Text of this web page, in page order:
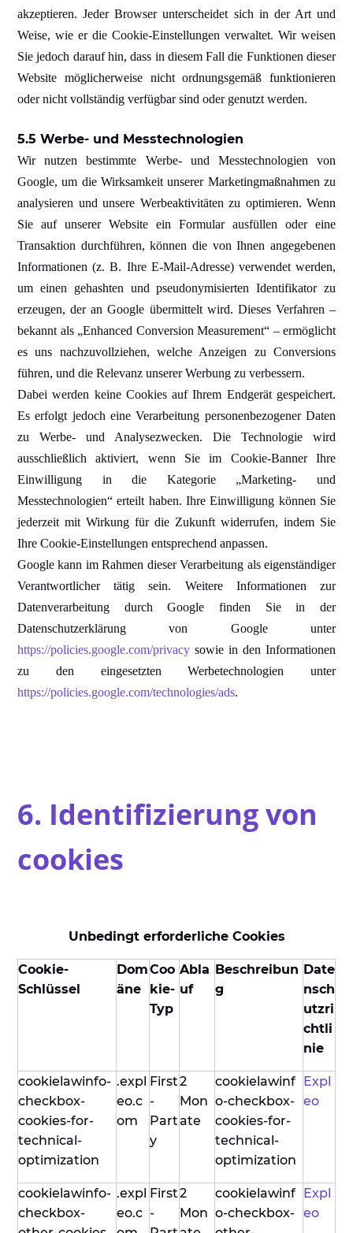
akzeptieren. Jeder Browser unterscheidet sich in der Art und
Weise, wie er die Cookie-Einstellungen verwaltet. Wir weisen
Sie jedoch darauf hin, dass in diesem Fall die Funktionen dieser
Website möglicherweise nicht ordnungsgemäß funktionieren
oder nicht vollständig verfügbar sind oder genutzt werden.
5.5 Werbe- und Messtechnologien
Wir nutzen bestimmte Werbe- und Messtechnologien von
Google, um die Wirksamkeit unserer Marketingmaßnahmen zu
analysieren und unsere Werbeaktivitäten zu optimieren. Wenn
Sie auf unserer Website ein Formular ausfüllen oder eine
Transaktion durchführen, können die von Ihnen angegebenen
Informationen (z. B. Ihre E-Mail-Adresse) verwendet werden,
um einen gehashten und pseudonymisierten Identifikator zu
erzeugen, der an Google übermittelt wird. Dieses Verfahren –
bekannt als „Enhanced Conversion Measurement“ – ermöglicht
es uns nachzuvollziehen, welche Anzeigen zu Conversions
führen, und die Relevanz unserer Werbung zu verbessern.
Dabei werden keine Cookies auf Ihrem Endgerät gespeichert.
Es erfolgt jedoch eine Verarbeitung personenbezogener Daten
zu Werbe- und Analysezwecken. Die Technologie wird
ausschließlich aktiviert, wenn Sie im Cookie-Banner Ihre
Einwilligung in die Kategorie „Marketing- und
Messtechnologien“ erteilt haben. Ihre Einwilligung können Sie
jederzeit mit Wirkung für die Zukunft widerrufen, indem Sie
Ihre Cookie-Einstellungen entsprechend anpassen.
Google kann im Rahmen dieser Verarbeitung als eigenständiger
Verantwortlicher tätig sein. Weitere Informationen zur
Datenverarbeitung durch Google finden Sie in der
Datenschutzerklärung von Google unter
https://policies.google.com/privacy sowie in den Informationen
zu den eingesetzten Werbetechnologien unter
https://policies.google.com/technologies/ads.
6. Identifizierung von
cookies
Unbedingt erforderliche Cookies
Cookie-
Schlüssel
Dom
äne
Coo
kie-
Typ
Abla
uf
Beschreibun
g
Date
nsch
utzri
chtli
nie
cookielawinfo-
checkbox-
cookies-for-
technical-
optimization
.expl
eo.c
om
First
-
Part
y
2
Mon
ate
cookielawinf
o-checkbox-
cookies-for-
technical-
optimization
Expl
eo
cookielawinfo-
checkbox-
.expl
eo.c
First
-
2
Mon
cookielawinf
o-checkbox-
Expl
eo